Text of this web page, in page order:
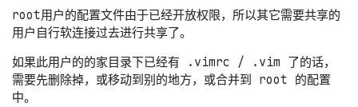
root用户的配置文件由于已经开放权限，所以其它需要共享的
用户自行软连接过去进行共享了。
如果此用户的的家目录下已经有 .vimrc / .vim 了的话，
需要先删除掉，或移动到别的地方，或合并到 root 的配置
中。